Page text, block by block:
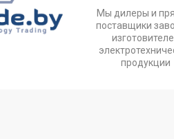
Мы дилеры и
поставщики
продукции